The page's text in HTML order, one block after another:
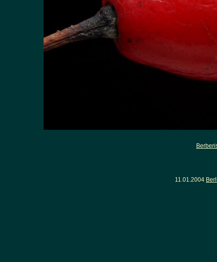
11.01.2004